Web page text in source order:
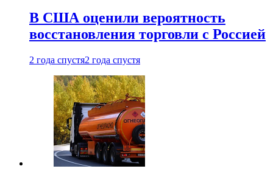
В США оценили вероятность
восстановления торговли с Россией
2 года спустя2 года спустя